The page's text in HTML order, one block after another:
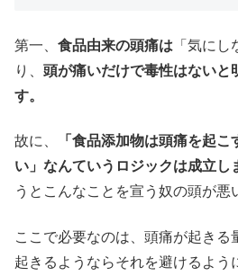
第一、 食品由来の頭痛は 「気に
り、 頭が痛いだけで毒性はないと
す。
故に、
「食品添加物は頭痛を起
い」なんていうロジックは成立し
うとこんなことを宣う奴の頭が悪
ここで必要なのは、頭痛が起きる
起きるようならそれを避けるよう